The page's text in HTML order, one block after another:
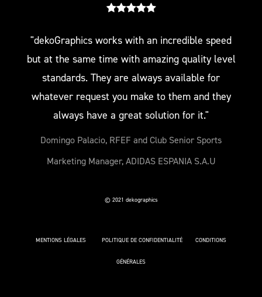
"dekoGraphics works with an incredible speed
but at the same time with amazing quality level
standards. They are always available for
whatever request you make to them and they
always have a great solution for it."
Domingo Palacio, RFEF and Club Senior Sports
Marketing Manager, ADIDAS ESPANIA S.A.U
© 2021 dekographics
MENTIONS LÉGALES POLITIQUE DE CONFIDENTIALITÉ CONDITIONS
GÉNÉRALES